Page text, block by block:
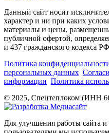
Данный сайт носит
характер и ни при каких
материалы и цены,
публичной офертой,
и 437 гражданского кодекса
Политика
персональных данных
информации Политика
© 2025, Спецтеплоком (ИНН
Для улучшения работы сайта и